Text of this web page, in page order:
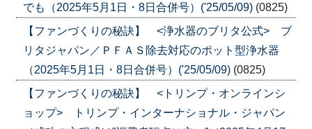
でも（2025年5月1日・8日合併号）('25/05/09) (0825)
【ファンづくりの秘訣】 <浄水器のブリタ公式> ブ
リタジャパン／ＰＦＡＳ除去対応のポット型浄水器
（2025年5月1日・8日合併号）('25/05/09) (0825)
【ファンづくりの秘訣】 <トリンプ・オンラインシ
ョップ> トリンプ・インターナショナル・ジャパン